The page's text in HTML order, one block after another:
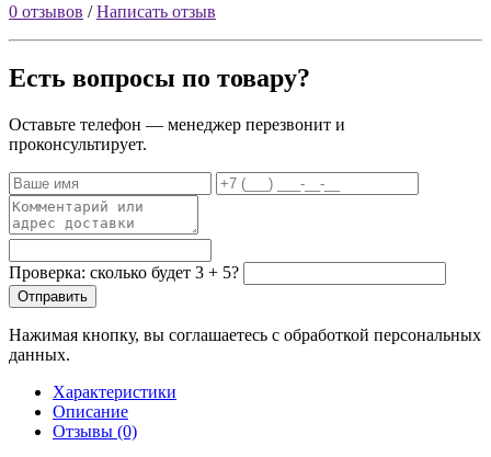
0 отзывов /Написать отзыв
Есть вопросы по товару?
Оставьте телефон — менеджер перезвонит и
проконсультирует.
Проверка: сколько будет 3 + 5?
Отправить
Нажимая кнопку, вы соглашаетесь с обработкой персональных
данных.
Характеристики
Описание
Отзывы (0)